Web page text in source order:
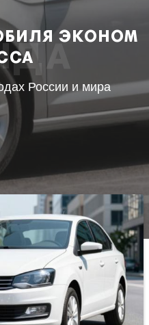
ЭКОНОМ
России и мира